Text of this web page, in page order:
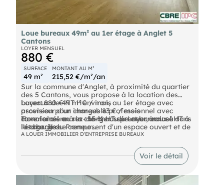
Loue bureaux 49m² au 1er étage à Anglet 5
Cantons
LOYER MENSUEL
880 €
SURFACE
49 m²
MONTANT AU M²
215,52 €/m²/an
Sur la commune d'Anglet, à proximité du quartier
des 5 Cantons, vous propose à la location des
bureaux de 49 m² environ, au 1er étage avec
ascenseur d'un immeuble professionnel avec
commerces au rez-de-chaussée et bureaux à
l'étage. Ils se composent d'un espace ouvert et de
sanitaires privatifs. Ils bénéficient de deux accès.
palier. Un parking gratuit est à disposition.
Loyer: 880 € HT HC / mois
provision pour charges 83 € / mois
Taxe foncière à la charge du preneur, incluse dans
les charges
Honoraires en sus : 15 % HT du Loyer annuel HT à
la charge du Preneur
"Les informations sur les risques auxquels ce bien
est exposé sont disponibles sur le site Géorisques :
".
A LOUER IMMOBILIER D'ENTREPRISE BUREAUX
Voir le détail